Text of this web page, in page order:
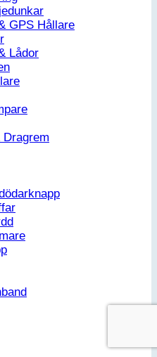
GPS Hållare
Lådor
Dragrem